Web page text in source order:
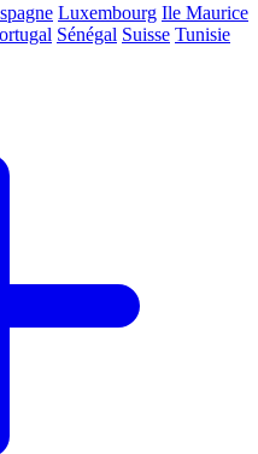
Luxembourg Ile Maurice
Sénégal Suisse Tunisie